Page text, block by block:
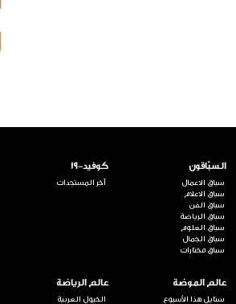
السبّاقون
سباق الاعمال
سباق الاعلام
سباق الفن
سباق الرياضة
سباق العلوم
سباق الجمال
سباق مختارات
كوفيد-19
آخر المستجدات
عالم الموضة
ستايل هذا الأسبوع
عالم الرياضة
الخيول العربية